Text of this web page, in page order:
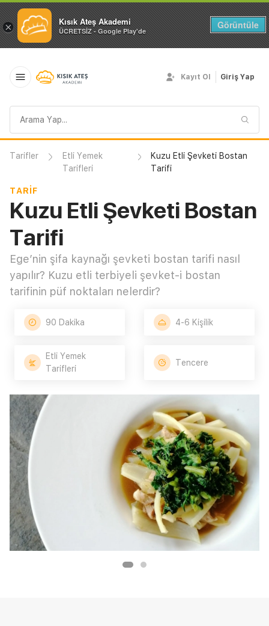
× Kısık Ateş Akademi
ÜCRETSİZ - Google Play'de
Görüntüle
sorgusu
Kayıt Ol Giriş Yap
Tarifler
Etli Yemek
Tarifleri
Kuzu Etli Şevketi Bostan
Tarifi
TARIF
Kuzu Etli Şevketi Bostan
Tarifi
Ege’nin şifa kaynağı şevketi bostan tarifi nasıl
yapılır? Kuzu etli terbiyeli şevket-i bostan
tarifinin püf noktaları nelerdir?
90 Dakika 4-6 Kişilik
Etli Yemek
Tarifleri
Tencere